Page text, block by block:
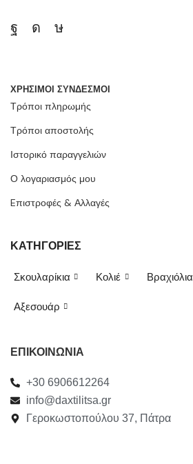
ΧΡΗΣΙΜΟΙ ΣΥΝΔΕΣΜΟΙ
Τρόποι πληρωμής
Τρόποι αποστολής
Ιστορικό παραγγελιών
Ο λογαριασμός μου
Eπιστροφές & Αλλαγές
ΚΑΤΗΓΟΡΙΕΣ
Σκουλαρίκια Κολιέ Βραχιόλια
Αξεσουάρ
ΕΠΙΚΟΙΝΩΝΙΑ
+30 6906612264
info@daxtilitsa.gr
Γεροκωστοπούλου 37, Πάτρα